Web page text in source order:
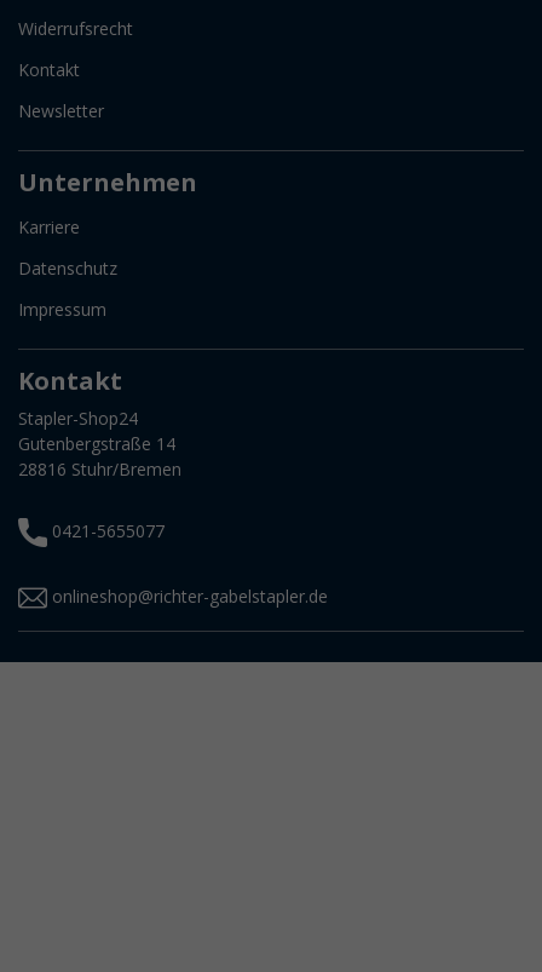
Widerrufsrecht
Kontakt
Newsletter
Unternehmen
Karriere
Datenschutz
Impressum
Kontakt
Stapler-Shop24
Gutenbergstraße 14
28816 Stuhr/Bremen
0421-5655077
onlineshop@richter-gabelstapler.de